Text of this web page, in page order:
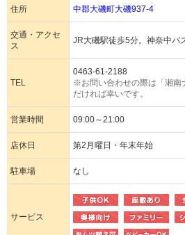
住所 中郡大磯町大磯937-4
交通・アクセ
ス
JR大磯駅徒歩5分。神奈中バ
TEL
0463-61-2188
※お問い合わせの際は「湘南
だければ幸いです。
営業時間 09:00～21:00
店休日 第2月曜日・年末年始
駐車場 なし
サービス